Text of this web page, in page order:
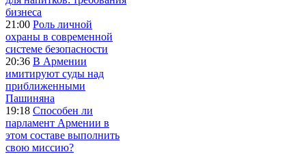
бизнеса
21:00 Роль личной
охраны в современной
системе безопасности
20:36 В Армении
имитируют суды над
приближенными
Пашиняна
19:18 Способен ли
парламент Армении в
этом составе выполнить
свою миссию?